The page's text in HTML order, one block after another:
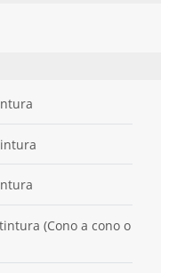
(Cono a cono o